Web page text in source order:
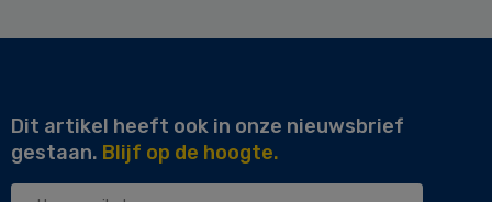
Dit artikel heeft ook in onze nieuwsbrief
gestaan. Blijf op de hoogte.
Uw